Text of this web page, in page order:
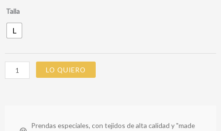
Talla
L
MERCEDES
cantidad
LO QUIERO
Prendas especiales, con tejidos de alta calidad y "made